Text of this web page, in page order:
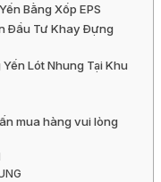
Bằng Xốp EPS
Đầu Tư Khay Đựng
Lót Nhung Tại Khu
mua hàng vui lòng